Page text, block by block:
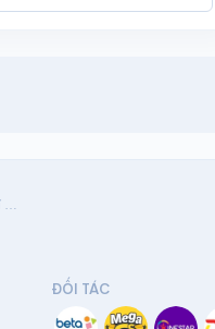
Hộ Linh Tráng Sĩ: Bí Ẩn Mộ Vua Đinh
ĐỐI TÁC